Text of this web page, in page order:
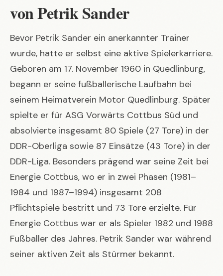
von Petrik Sander
Bevor Petrik Sander ein anerkannter Trainer
wurde, hatte er selbst eine aktive Spielerkarriere.
Geboren am 17. November 1960 in Quedlinburg,
begann er seine fußballerische Laufbahn bei
seinem Heimatverein Motor Quedlinburg. Später
spielte er für ASG Vorwärts Cottbus Süd und
absolvierte insgesamt 80 Spiele (27 Tore) in der
DDR-Oberliga sowie 87 Einsätze (43 Tore) in der
DDR-Liga. Besonders prägend war seine Zeit bei
Energie Cottbus, wo er in zwei Phasen (1981–
1984 und 1987–1994) insgesamt 208
Pflichtspiele bestritt und 73 Tore erzielte. Für
Energie Cottbus war er als Spieler 1982 und 1988
Fußballer des Jahres. Petrik Sander war während
seiner aktiven Zeit als Stürmer bekannt.